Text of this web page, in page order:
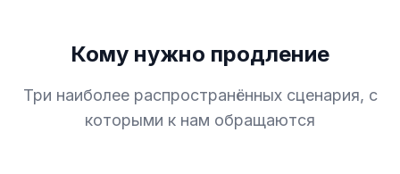
Кому нужно продление
Три наиболее распространённых сценария, с
которыми к нам обращаются